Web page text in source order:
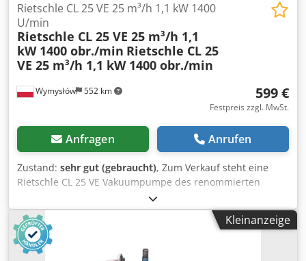
Wymysłów 552 km
Rietschle CL 25 VE 25 m³/h 1,1 kW 1400
U/min
Rietschle CL 25 VE 25 m³/h 1,1
kW 1400 obr./min Rietschle CL 25
VE 25 m³/h 1,1 kW 1400 obr./min
599 €
Festpreis zzgl. MwSt.
Anfragen Anrufen
Zustand: sehr gut (gebraucht), Zum Verkauf steht eine
Rietschle CL 25 VE Vakuumpumpe des renommierten
deutschen Herstellers Rietschle. Das Gerät ist für die
Erzeugung von Unterdruck in Maschinen,
Produktionslinien sowie Greifersystemen und
Vakuumtischen konzipiert. Die Pumpe ist mit einem
Ölbehälter mit Füllstandsanzeige und einem elektrischen
Kleinanzeige